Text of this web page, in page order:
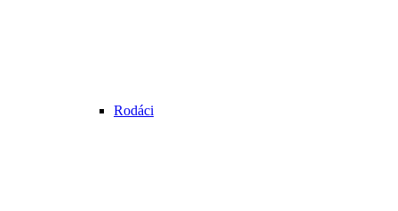
Rodáci